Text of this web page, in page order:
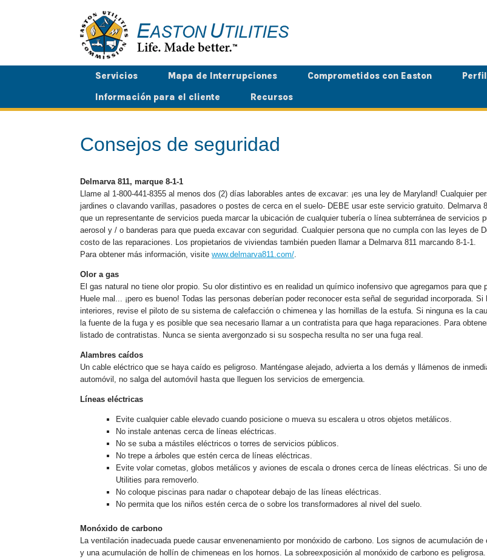
Servicios Mapa de Interrupciones Comprometidos con Easton
Información para el cliente
Recursos
Consejos de seguridad
Delmarva 811, marque 8-1-1
Llame al 1-800-441-8355 al menos dos (2) días laborables antes de excavar: ¡es una ley de Maryland! Cualquier
jardines o clavando varillas, pasadores o postes de cerca en el suelo- DEBE usar este servicio gratuito.
que un representante de servicios pueda marcar la ubicación de cualquier tubería o línea subterránea de
aerosol y / o banderas para que pueda excavar con seguridad. Cualquier persona que no cumpla con las leyes de
costo de las reparaciones. Los propietarios de viviendas también pueden llamar a Delmarva 811 marcando 8-1-1.
Para obtener más información, visite www.delmarva811.com/.
Olor a gas
El gas natural no tiene olor propio. Su olor distintivo es en realidad un químico inofensivo que agregamos para
Huele mal... ¡pero es bueno! Todas las personas deberían poder reconocer esta señal de seguridad incorporada.
interiores, revise el piloto de su sistema de calefacción o chimenea y las hornillas de la estufa. Si ninguna es la
la fuente de la fuga y es posible que sea necesario llamar a un contratista para que haga reparaciones. Para
listado de contratistas. Nunca se sienta avergonzado si su sospecha resulta no ser una fuga real.
Alambres caídos
Un cable eléctrico que se haya caído es peligroso. Manténgase alejado, advierta a los demás y llámenos de
automóvil, no salga del automóvil hasta que lleguen los servicios de emergencia.
Líneas eléctricas
Evite cualquier cable elevado cuando posicione o mueva su escalera u otros objetos metálicos.
No instale antenas cerca de líneas eléctricas.
No se suba a mástiles eléctricos o torres de servicios públicos.
No trepe a árboles que estén cerca de líneas eléctricas.
Evite volar cometas, globos metálicos y aviones de escala o drones cerca de líneas eléctricas. Si uno
Utilities para removerlo.
No coloque piscinas para nadar o chapotear debajo de las líneas eléctricas.
No permita que los niños estén cerca de o sobre los transformadores al nivel del suelo.
Monóxido de carbono
La ventilación inadecuada puede causar envenenamiento por monóxido de carbono. Los signos de acumulación
y una acumulación de hollín de chimeneas en los hornos. La sobreexposición al monóxido de carbono es